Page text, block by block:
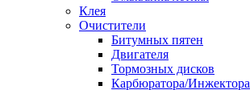
Клея
Очистители
Битумных пятен
Двигателя
Тормозных дисков
Карбюратора/Инжектора